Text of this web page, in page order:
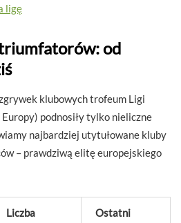
ligę
od
klubowych trofeum Ligi
podnosiły tylko nieliczne
najbardziej utytułowane kluby
– prawdziwą elitę europejskiego
Liczba
Ostatni